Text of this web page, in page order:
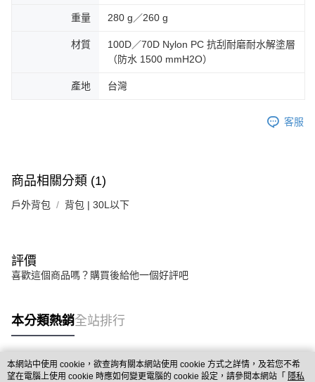
重量 280 g／260 g
材質
100D／70D Nylon PC 抗刮耐磨耐水解塗層
（防水 1500 mmH2O）
產地 台灣
客服
商品相關分類 (1)
戶外背包 背包 | 30L以下
評價
喜歡這個商品嗎？購買後給他一個好評吧
本分類熱銷全站排行
熱門標籤
本網站中使用 cookie，欲查詢有關本網站使用 cookie 方式之詳情，及若您不希
望在電腦上使用 cookie 時應如何變更電腦的 cookie 設定，請參閱本網站「 隱私